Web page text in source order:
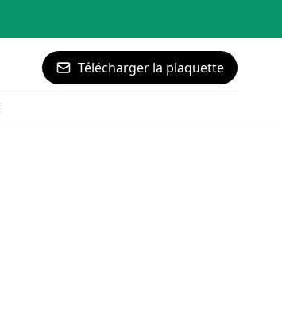
Télécharger la plaquette